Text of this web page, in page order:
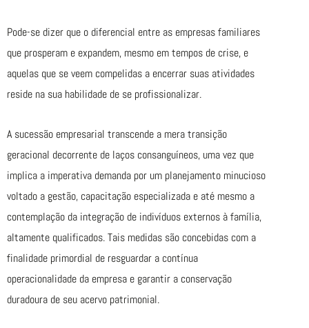
Pode-se dizer que o diferencial entre as empresas familiares
que prosperam e expandem, mesmo em tempos de crise, e
aquelas que se veem compelidas a encerrar suas atividades
reside na sua habilidade de se profissionalizar.
A sucessão empresarial transcende a mera transição
geracional decorrente de laços consanguíneos, uma vez que
implica a imperativa demanda por um planejamento minucioso
voltado a gestão, capacitação especializada e até mesmo a
contemplação da integração de indivíduos externos à família,
altamente qualificados. Tais medidas são concebidas com a
finalidade primordial de resguardar a contínua
operacionalidade da empresa e garantir a conservação
duradoura de seu acervo patrimonial.